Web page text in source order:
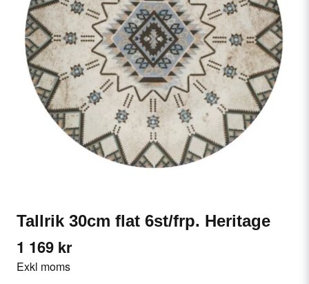
Tallrik 30cm flat 6st/frp. Heritage
1 169 kr
Exkl moms